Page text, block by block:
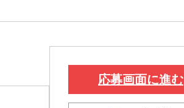
応募画面に進む